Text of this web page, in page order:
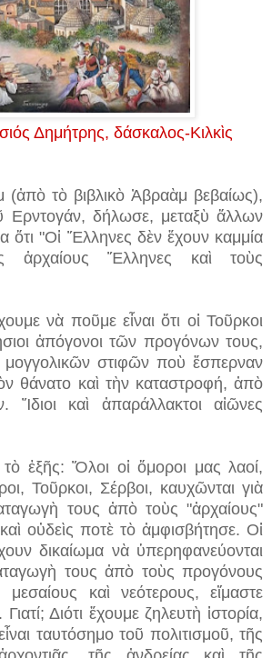
Δημήτρης, δάσκαλος-Κιλκὶς
(ἀπὸ τὸ βιβλικὸ Ἀβραὰμ βεβαίως),
Ερντογάν, δήλωσε, μεταξὺ ἄλλων
ὅτι "Οἱ Ἕλληνες δὲν ἔχουν καμμία
ἀρχαίους Ἕλληνες καὶ τοὺς
νὰ ποῦμε εἶναι ὅτι οἱ Τοῦρκοι
ἀπόγονοι τῶν προγόνων τους,
στιφῶν ποὺ ἔσπερναν
θάνατο καὶ τὴν καταστροφή, ἀπὸ
Ἴδιοι καὶ ἀπαράλλακτοι αἰῶνες
τὸ ἑξῆς: Ὅλοι οἱ ὅμοροι μας λαοί,
Τοῦρκοι, Σέρβοι, καυχῶνται γιὰ
τους ἀπὸ τοὺς "ἀρχαίους"
οὐδεὶς ποτὲ τὸ ἀμφισβήτησε. Οἱ
δικαίωμα νὰ ὑπερηφανεύονται
τους ἀπὸ τοὺς προγόνους
μεσαίους καὶ νεότερους, εἴμαστε
Διότι ἔχουμε ζηλευτὴ ἱστορία,
ταυτόσημο τοῦ πολιτισμοῦ, τῆς